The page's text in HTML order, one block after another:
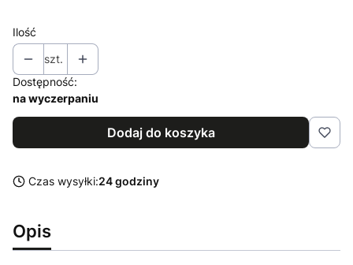
Ilość
szt.
Dostępność:
na wyczerpaniu
Dodaj do koszyka
Czas wysyłki:24 godziny
Opis